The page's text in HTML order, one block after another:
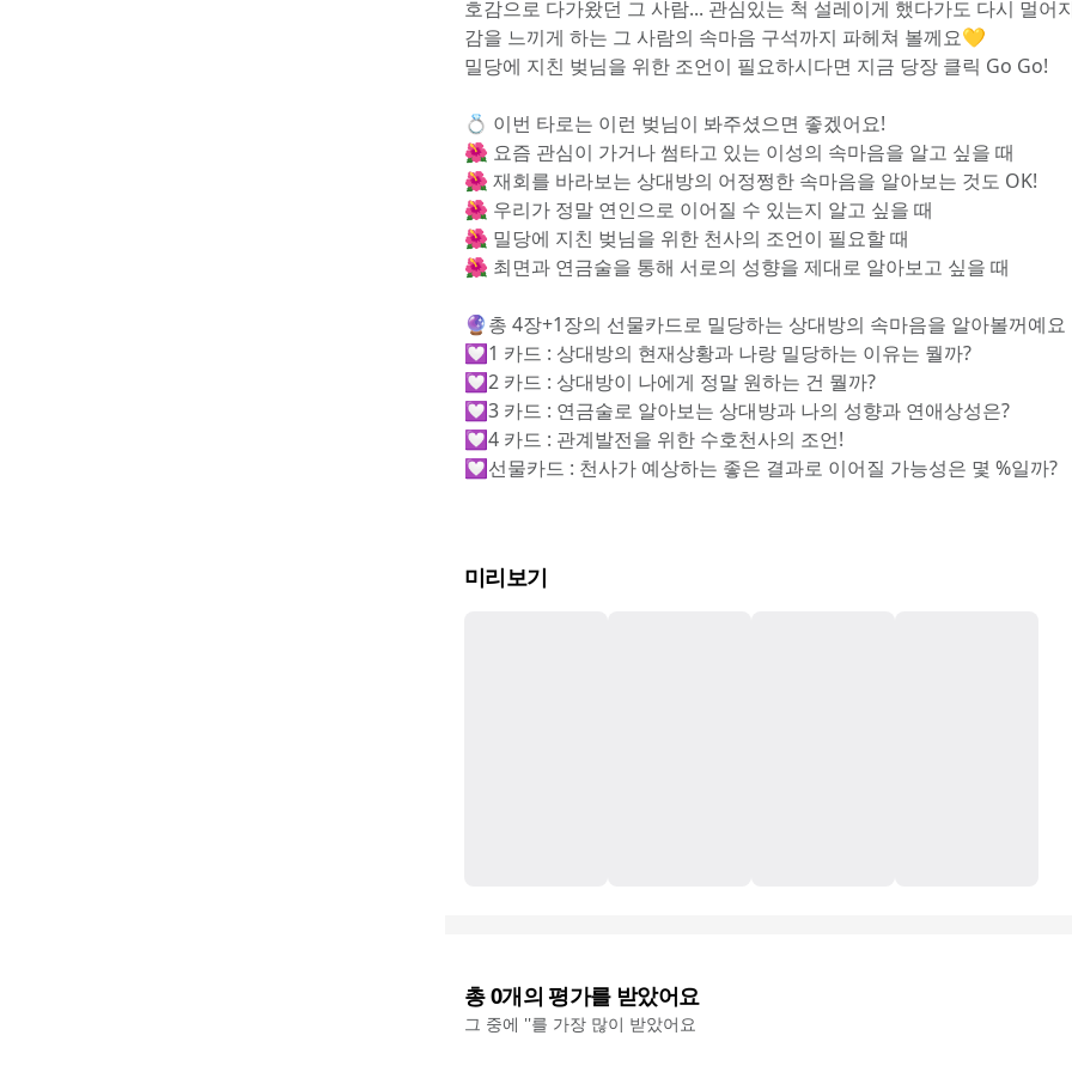
호감으로 다가왔던 그 사람... 관심있는 척 설레이게 했다가도 다시 멀어
감을 느끼게 하는 그 사람의 속마음 구석까지 파헤쳐 볼께요💛
밀당에 지친 벚님을 위한 조언이 필요하시다면 지금 당장 클릭 Go Go!
💍 이번 타로는 이런 벚님이 봐주셨으면 좋겠어요!
🌺 요즘 관심이 가거나 썸타고 있는 이성의 속마음을 알고 싶을 때
🌺 재회를 바라보는 상대방의 어정쩡한 속마음을 알아보는 것도 OK!
🌺 우리가 정말 연인으로 이어질 수 있는지 알고 싶을 때
🌺 밀당에 지친 벚님을 위한 천사의 조언이 필요할 때
🌺 최면과 연금술을 통해 서로의 성향을 제대로 알아보고 싶을 때
🔮총 4장+1장의 선물카드로 밀당하는 상대방의 속마음을 알아볼꺼예요
💟1 카드 : 상대방의 현재상황과 나랑 밀당하는 이유는 뭘까?
💟2 카드 : 상대방이 나에게 정말 원하는 건 뭘까?
💟3 카드 : 연금술로 알아보는 상대방과 나의 성향과 연애상성은?
💟4 카드 : 관계발전을 위한 수호천사의 조언!
💟선물카드 : 천사가 예상하는 좋은 결과로 이어질 가능성은 몇 %일까?
미리보기
총0개의 평가를 받았어요
그 중에 ''를 가장 많이 받았어요